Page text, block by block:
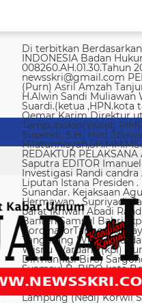
Di terbitkan Berdasarkan Undang-Undang PERS Nomor40 Tahun 1999 SUARA KEADILAN RAKYAT INDONESIA Badan Hukum PT. SUARA KEADILAN RAKYAT INDONESIA Nomor AHU-008260.AH.01.30.Tahun 2023. NOTARIS Zulfahmy Yanuar Adam, S.H, M.Kn EMAIL REDAKSI newsskri@gmail.com PENDIRI Safril Koto, Akmal Hadi, PENANGGUNG JAWAB Safril PEMBINA Mayjen (Purn) Asril Amzah Tanjung. Kapten. (Purn) Eko. S. Hadi. Amd Alstein Nesar Manumpil Amirudin ZA,S.AG H.Alwin Sandi Muliawan Widjaja RUDI DEWAN PENASEHAT. Syafril, SH Drs H. Syakrowi zen SH. MH . Suardi.(ketua ,HPN.kota tangerang) Suardi.skb DEWAN KEROHANIAN H. gojali. PIMPINAN UMUM H.M Qemar Karim Direktur utama Januardi. PIMPINAN PERUSAHAAN Maya Sundari. Helmina Tampubolon(Wakil) PIMPINAN REDAKSI Safril koto Sandi Muliawan widjaja (wkl). WAKIl PIMRED Ali Supendi, S.H., Hari Stiawan S.I .Kom., PANESEHAT Hukum Ali Supendi, S.H Imas Hilatunnisyah,SH.MM.MSi Rudi Afriansa ,SH. LITBANG Afriliana REDAKTUR EXSKUTIF H Muhamad cen REDAKTUR PELAKSANA Ali Supendi, S.H SEKRETARIS Arsifah A,Asmi. BENDAHARA Fina Safriana Ismail Saputra EDITOR Imanuel Adven Anunut STAFF REDAKSI Hendri Deliya febriani Sophia Trisnawati Investigasi Randi candra Ardi Anan, SH. DEWAN REDAKSI Safril Koto Ali Supendi, SH Akmal Hadi Liputan Istana Presiden . Dahlia Febriyani KOORDINATOR LIPUTA Nurul, A MPR, DPR RI Irin kemas Eri Sunandar. Kejaksaan Agung Akmal Hadi. Ombudsman Budi k. DKI jakarta Sophia Trisnawati (Ka.korwil) Hermawan . Supriyadi. Jakarta Selatan Ahmad Fauzan ( kpl Biro). Soli AbdulRahman Sirojudin Jakarta barat Ikhwan Abadi Randi Candra Jakarta timur Yayan s Refnaldi Jakarta pusat Ikhwan Abadi Korwil Banten Samsul Bahri (kpl kowil) Wirson risman Indra joni . Biro kab/kota madya Bogor Hari. Arsifah KordinatorTangerang raya Rizwan Aidil ( kpl. Perwakilan). Boy Alexander Ramadhan Biro kota Tangerang Wisnu Wardana(kpl). Irin Kamas Andriyano Anugrah Rinaldi KABUPATEN TANGERANG Wisnu Wardana (kpl) Nuriyaman David Natanael Manik Sufriadi Sinaga TANGERANG SELATAN Dirman(kpl Biro) Sargono Propinsi Banten Syamsu Bahri ( kpl korwil) Hendri Eeng. Kabupaten Lebak Syamsul B. BIRO kota Bogor Jon BIRO PANDEGLANG Yusron (Kabiro) BIRO KARAWANG Jun junaidi ( kpl Biro) Ugi . BIRO KUNINGAN Nurhadi BIRO INDRAMAYU Afifuddin Jawa Barat Herdy Sijabat (kapowil). BIRO JAWA TIMUR Sofiyan Saful